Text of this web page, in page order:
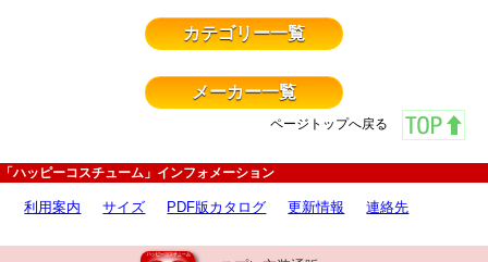
カテゴリー一覧
メーカー一覧
ページトップへ戻る
「ハッピーコスチューム」インフォメーション
利用案内 サイズ PDF版カタログ 更新情報 連絡先